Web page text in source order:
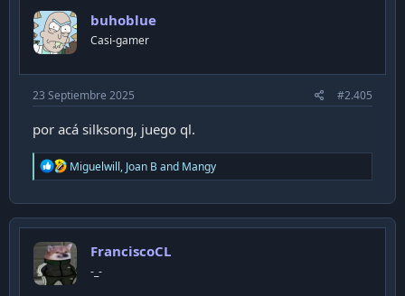
o
n
s
buhoblue
Casi-gamer
23 Septiembre 2025 #2.405
por acá silksong, juego ql.
R
e
c
t
o
n
s
Miguelwill, Joan Band Mangy
FranciscoCL
-_-